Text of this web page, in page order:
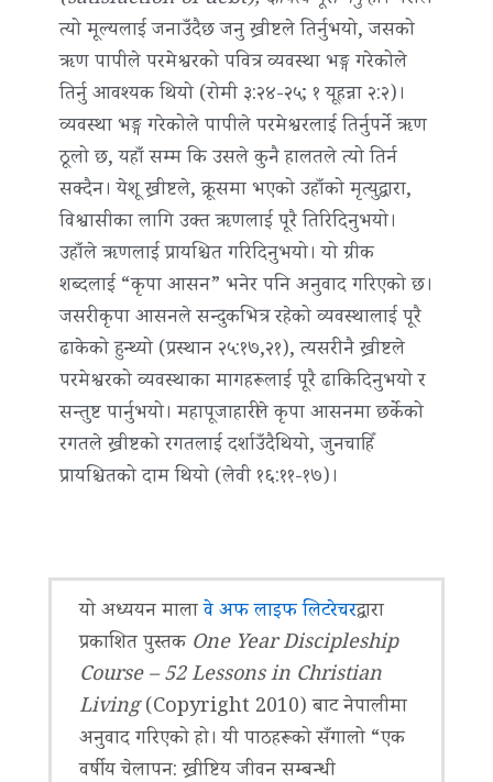
त्यो मूल्यलाई जनाउँदैछ जनु ख्रीष्टले तिर्नुभयो, जसको
ऋण पापीले परमेश्वरको पवित्र व्यवस्था भङ्ग गरेकोले
तिर्नु आवश्यक थियो (रोमी ३:२४-२५; १ यूहन्ना २:२)।
व्यवस्था भङ्ग गरेकोले पापीले परमेश्वरलाई तिर्नुपर्ने ऋण
ठूलो छ, यहाँ सम्म कि उसले कुनै हालतले त्यो तिर्न
सक्दैन। येशू ख्रीष्टले, क्रूसमा भएको उहाँको मृत्युद्वारा,
विश्वासीका लागि उक्त ऋणलाई पूरै तिरिदिनुभयो।
उहाँले ऋणलाई प्रायश्चित गरिदिनुभयो। यो ग्रीक
शब्दलाई “कृपा आसन” भनेर पनि अनुवाद गरिएको छ।
जसरी कृपा आसनले सन्दुकभित्र रहेको व्यवस्थालाई पूरै
ढाकेको हुन्थ्यो (प्रस्थान २५:१७,२१), त्यसरी नै ख्रीष्टले
परमेश्वरको व्यवस्थाका मागहरूलाई पूरै ढाकिदिनुभयो र
सन्तुष्ट पार्नुभयो। महापूजाहारीले कृपा आसनमा छर्केको
रगतले ख्रीष्टको रगतलाई दर्शाउँदैथियो, जुनचाहिँ
प्रायश्चितको दाम थियो (लेवी १६:११-१७)।
यो अध्ययन मालावे अफ लाइफ लिटरेचरद्वारा
प्रकाशित पुस्तक One Year Discipleship
Course – 52 Lessons in Christian
Living(Copyright 2010) बाट नेपालीमा
अनुवाद गरिएको हो। यी पाठहरूको सँगालो “एक
वर्षीय चेलापन: ख्रीष्टिय जीवन सम्बन्धी